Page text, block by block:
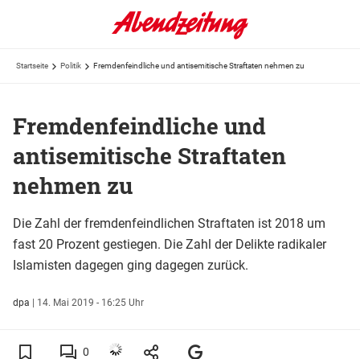
Startseite Politik Fremdenfeindliche und antisemitische Straftaten nehmen zu
Fremdenfeindliche und
antisemitische Straftaten
nehmen zu
Die Zahl der fremdenfeindlichen Straftaten ist 2018 um
fast 20 Prozent gestiegen. Die Zahl der Delikte radikaler
Islamisten dagegen ging dagegen zurück.
dpa | 14. Mai 2019 - 16:25 Uhr
0